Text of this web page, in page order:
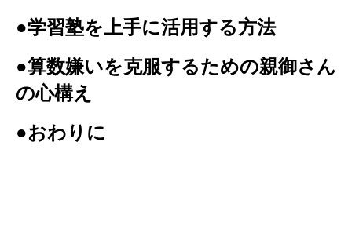
●学習塾を上手に活用する方法
●算数嫌いを克服するための親御さん
の心構え
●おわりに